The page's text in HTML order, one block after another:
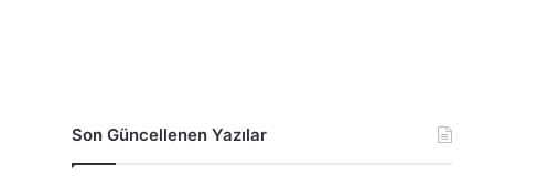
Son Güncellenen Yazılar